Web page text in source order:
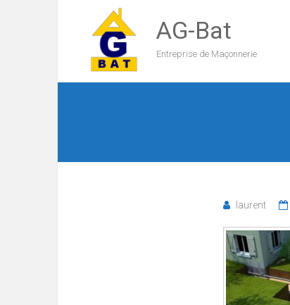
AG-Bat
Entreprise de Maçonnerie
laurent